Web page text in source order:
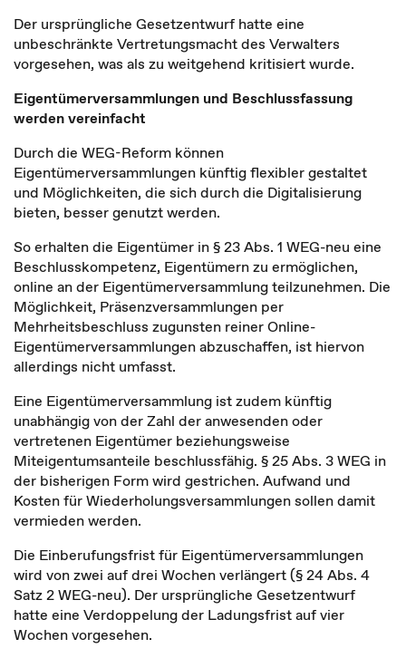
Der ursprüngliche Gesetzentwurf hatte eine
unbeschränkte Vertretungsmacht des Verwalters
vorgesehen, was als zu weitgehend kritisiert wurde.
Eigentümerversammlungen und Beschlussfassung
werden vereinfacht
Durch die WEG-Reform können
Eigentümerversammlungen künftig flexibler gestaltet
und Möglichkeiten, die sich durch die Digitalisierung
bieten, besser genutzt werden.
So erhalten die Eigentümer in § 23 Abs. 1 WEG-neu eine
Beschlusskompetenz, Eigentümern zu ermöglichen,
online an der Eigentümerversammlung teilzunehmen. Die
Möglichkeit, Präsenzversammlungen per
Mehrheitsbeschluss zugunsten reiner Online-
Eigentümerversammlungen abzuschaffen, ist hiervon
allerdings nicht umfasst.
Eine Eigentümerversammlung ist zudem künftig
unabhängig von der Zahl der anwesenden oder
vertretenen Eigentümer beziehungsweise
Miteigentumsanteile beschlussfähig. § 25 Abs. 3 WEG in
der bisherigen Form wird gestrichen. Aufwand und
Kosten für Wiederholungsversammlungen sollen damit
vermieden werden.
Die Einberufungsfrist für Eigentümerversammlungen
wird von zwei auf drei Wochen verlängert (§ 24 Abs. 4
Satz 2 WEG-neu). Der ursprüngliche Gesetzentwurf
hatte eine Verdoppelung der Ladungsfrist auf vier
Wochen vorgesehen.